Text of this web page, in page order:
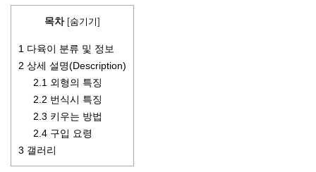
목차 [숨기기]
1 다육이 분류 및 정보
2 상세 설명(Description)
2.1 외형의 특징
2.2 번식시 특징
2.3 키우는 방법
2.4 구입 요령
3 갤러리